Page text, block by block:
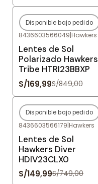
-80%OFF
Agotado
Disponible bajo pedido
8436603566049|Hawkers
Lentes de Sol
Polarizado Hawkers
Tribe HTRI23BBXP
S/169,99S/849,00
-80%OFF
Agotado
Disponible bajo pedido
8436603566179|Hawkers
Lentes de Sol
Hawkers Diver
HDIV23CLX0
S/149,99S/749,00